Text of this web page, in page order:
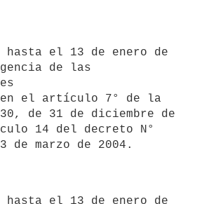
de las
en el artículo 7° de la
de 31 de diciembre de
14 del decreto N°